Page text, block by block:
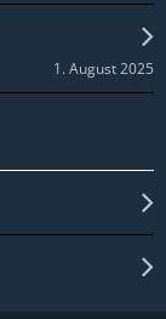
1. August 2025